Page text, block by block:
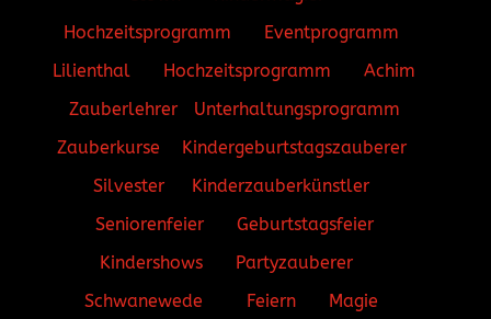
Hochzeitsprogramm
Eventprogramm
Lilienthal
Hochzeitsprogramm
Achim
Zauberlehrer
Unterhaltungsprogramm
Zauberkurse
Kindergeburtstagszauberer
Silvester
Kinderzauberkünstler
Seniorenfeier
Geburtstagsfeier
Kindershows
Partyzauberer
Schwanewede
Feiern Magie